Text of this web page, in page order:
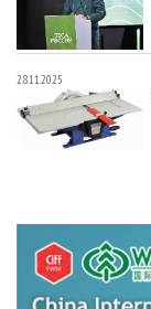
28.11.2025